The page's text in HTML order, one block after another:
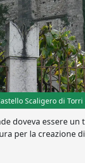
Scaligero di
doveva essere
per la creazione